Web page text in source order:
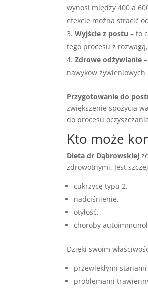
wynosi między 400 a
efekcie można stracić
Wyjście z postu – to
tego procesu z
Zdrowe odżywianie
nawyków żywieniowych
Przygotowanie do
zwiększenie spożycia
do procesu
Kto może
Dieta dr Dąbrowskiej
zdrowotnymi. Jest
cukrzycę typu 2,
nadciśnienie,
otyłość,
choroby
Dzięki swoim
przewlekłymi
problemami